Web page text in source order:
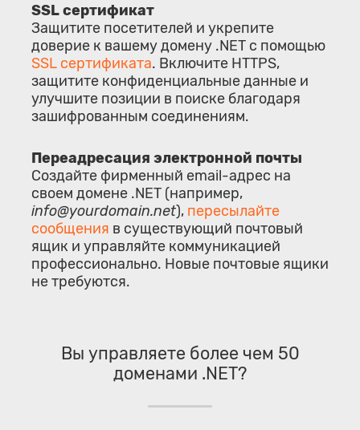
SSL сертификат
Защитите посетителей и укрепите
доверие к вашему домену .NET с помощью
SSL сертификата. Включите HTTPS,
защитите конфиденциальные данные и
улучшите позиции в поиске благодаря
зашифрованным соединениям.
Переадресация электронной почты
Создайте фирменный email-адрес на
своем домене .NET (например,
info@yourdomain.net), пересылайте
сообщения в существующий почтовый
ящик и управляйте коммуникацией
профессионально. Новые почтовые ящики
не требуются.
Вы управляете более чем 50
доменами .NET?